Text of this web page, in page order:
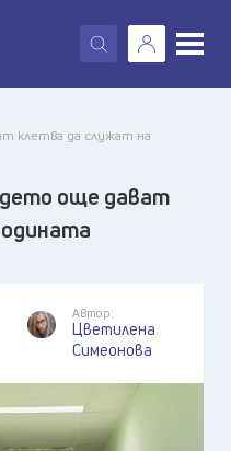
X
клетва да служат на
още дават
Автор:
Цветилена
Симеонова